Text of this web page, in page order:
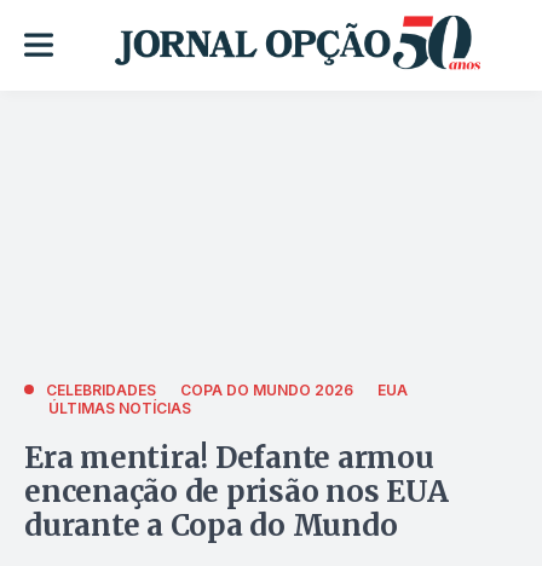
CELEBRIDADES COPA DO MUNDO 2026
EUA
ÚLTIMAS NOTÍCIAS
Era mentira! Defante armou
encenação de prisão nos EUA
durante a Copa do Mundo